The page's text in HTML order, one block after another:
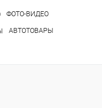
ФОТО-ВИДЕО
АВТОТОВАРЫ